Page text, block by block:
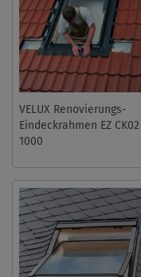
VELUX Renovierungs-
Eindeckrahmen EZ CK02
1000